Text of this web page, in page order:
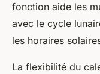
fonction aide les
avec le cycle
les horaires
La flexibilité du